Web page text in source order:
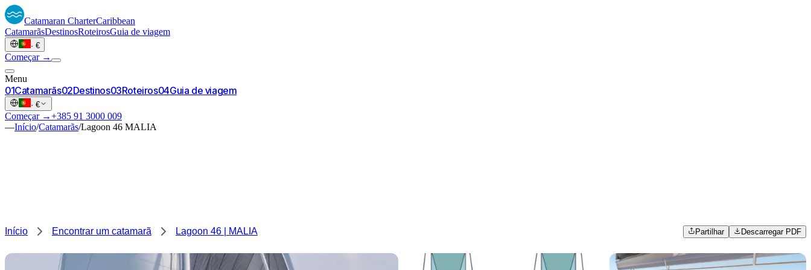
Catamaran CharterCaribbean
CatamarãsDestinosRoteirosGuia de viagem
· €
Começar →
Menu
01Catamarãs02Destinos03Roteiros04Guia de viagem
· €
Começar →+385 91 3000 009
—Início/Catamarãs/Lagoon 46 MALIA
Início Encontrar um catamarã Lagoon 46 | MALIA Partilhar Descarregar PDF